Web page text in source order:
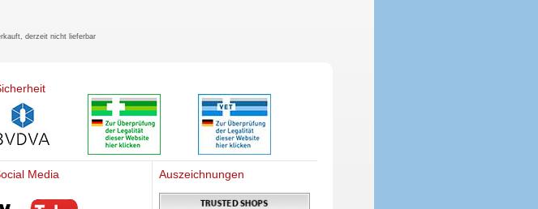
derzeit nicht lieferbar
Media
Mediherz
Auszeichnungen